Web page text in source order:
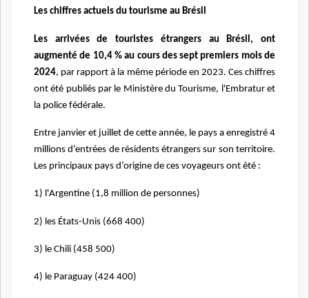
Les chiffres actuels du tourisme au Brésil
Les arrivées de touristes étrangers au Brésil, ont
augmenté de 10,4 % au cours des sept premiers mois de
2024, par rapport à la même période en 2023. Ces chiffres
ont été publiés par le Ministère du Tourisme, l'Embratur et
la police fédérale.
Entre janvier et juillet de cette année, le pays a enregistré 4
millions d’entrées de résidents étrangers sur son territoire.
Les principaux pays d’origine de ces voyageurs ont été :
1) l'Argentine (1,8 million de personnes)
2) les États-Unis (668 400)
3) le Chili (458 500)
4) le Paraguay (424 400)